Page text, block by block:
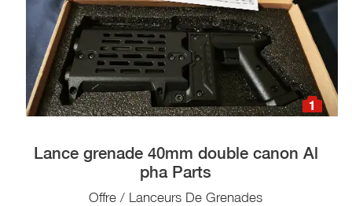
1
Lance grenade 40mm double canon Al
pha Parts
Offre / Lanceurs De Grenades